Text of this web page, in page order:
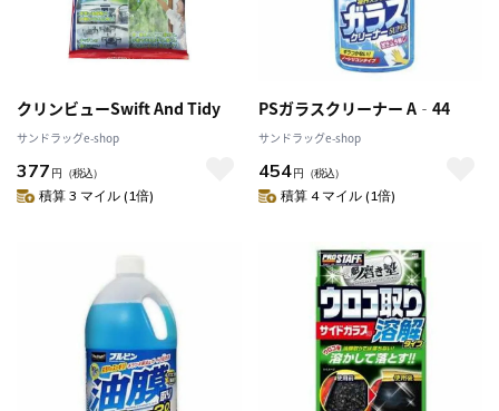
クリンビューSwift And Tidy
サンドラッグe-shop
377 円 （税込）
積算 3 マイル (1倍)
PSガラスクリーナー A‐44
サンドラッグe-shop
454円 （税込）
積算 4 マイル (1倍)